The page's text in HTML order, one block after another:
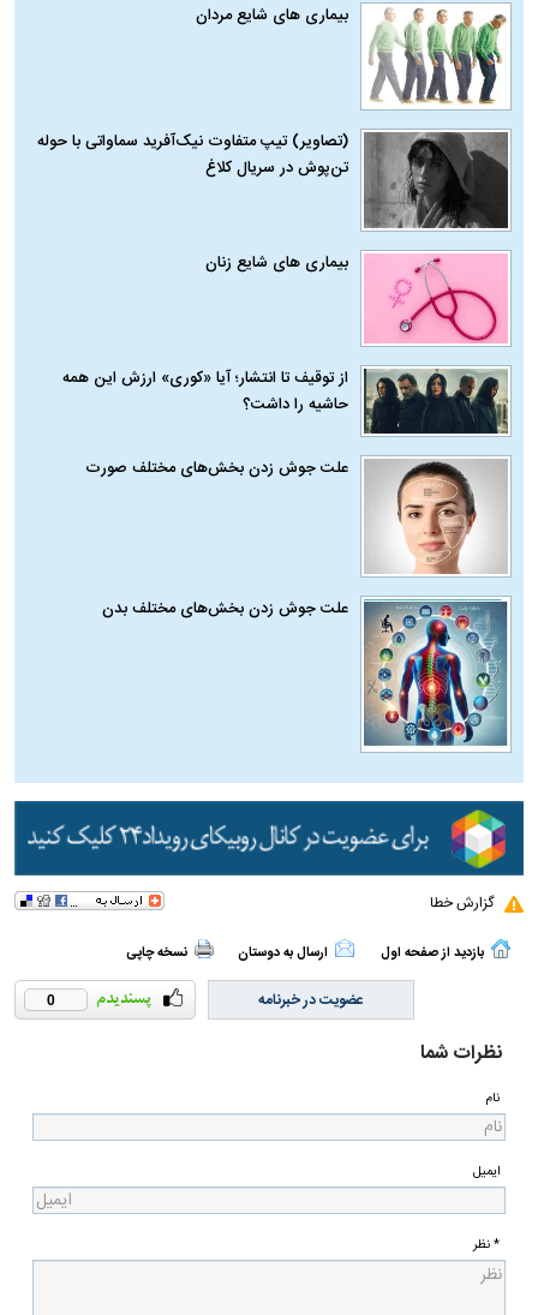
بیماری‌ های شایع مردان
(تصاویر) تیپ متفاوت نیک‌آفرید سماواتی با حوله
تن‌پوش در سریال کلاغ
بیماری‌ های شایع زنان
از توقیف تا انتشار؛ آیا «کوری» ارزش این همه
حاشیه را داشت؟
علت جوش زدن بخش‌های مختلف صورت
علت جوش زدن بخش‌های مختلف بدن
گزارش خطا
بازدید از صفحه اول ارسال به دوستان نسخه چاپی
0 عضویت در خبرنامه
نظرات شما
نام
ایمیل
* نظر